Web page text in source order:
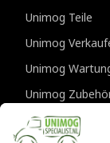
Unimog Teile
Unimog
Unimog
Unimog
Unimog APK-